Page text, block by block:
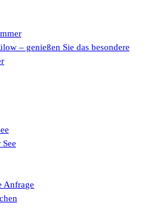
– genießen Sie das besondere
Anfrage